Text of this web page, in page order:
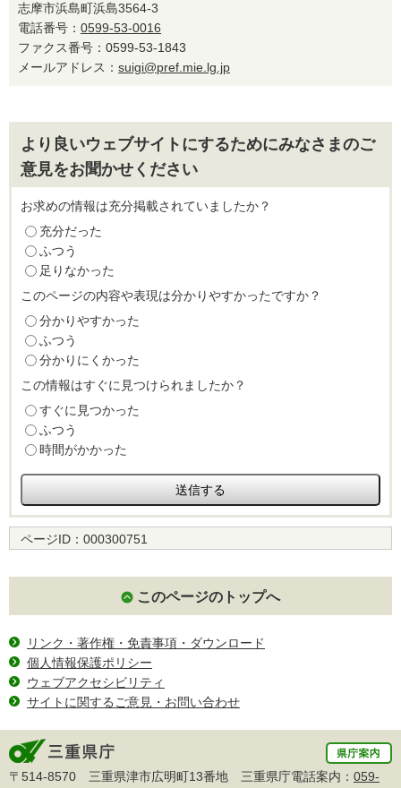
志摩市浜島町浜島3564-3
電話番号： 0599-53-0016
ファクス番号：0599-53-1843
メールアドレス： suigi@pref.mie.lg.jp
より良いウェブサイトにするためにみなさまのご
意見をお聞かせください
お求めの情報は充分掲載されていましたか？
充分だった
ふつう
足りなかった
このページの内容や表現は分かりやすかったですか？
分かりやすかった
ふつう
分かりにくかった
この情報はすぐに見つけられましたか？
すぐに見つかった
ふつう
時間がかかった
ページID： 000300751
このページのトップへ
リンク・著作権・免責事項・ダウンロード
個人情報保護ポリシー
ウェブアクセシビリティ
サイトに関するご意見・お問い合わせ
〒514-8570 三重県津市広明町13番地 三重県庁電話案内： 059-